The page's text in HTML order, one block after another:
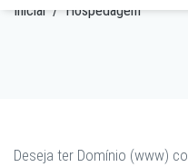
Inicial / Hospedagem
Deseja ter Domínio (www)